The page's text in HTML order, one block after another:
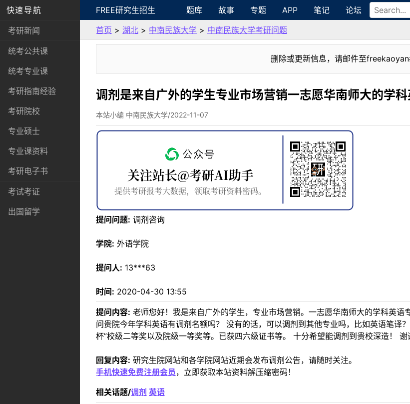
快速导航
考研新闻
统考公共课
统考专业课
考研指南经验
考研院校
专业硕士
专业课资料
考研电子书
考试考证
出国留学
FREE研究生招生 题库 故事 专题 APP 笔记 论坛
首页 > 湖北 > 中南民族大学 > 中南民族大学考研问题
删除或更新信息，请邮件至
调剂是来自广外的学生专业市场营销一志愿华南师大的学
本站小编 中南民族大学/2022-11-07
提问问题: 调剂咨询
学院: 外语学院
提问人: 13***63
时间: 2020-04-30 13:55
提问内容: 老师您好！我是来自广外的学生，专业市场营销。一志愿华南师大的学科英
问贵院今年学科英语有调剂名额吗？ 没有的话，可以调剂到其他专业吗，比如英语笔译
杯”校级二等奖以及院级一等奖等。已获四六级证书等。 十分希望能调剂到贵校深造！ 谢
回复内容: 研究生院网站和各学院网站近期会发布调剂公告，请随时关注。
手机快速免费注册会员 ，立即获取本站资料解压缩密码！
相关话题/调剂 英语